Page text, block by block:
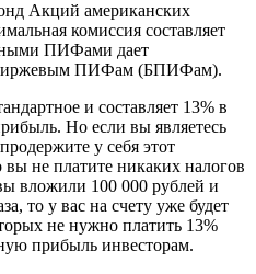
Акций американских
комиссия составляет
ПИФами дает
биржевым ПИФам (БПИФам).
и составляет 13% в
Но если вы являетесь
у себя этот
не платите никаких налогов
вложили 100 000 рублей и
то у вас на счету уже будет
не нужно платить 13%
прибыль инвесторам.